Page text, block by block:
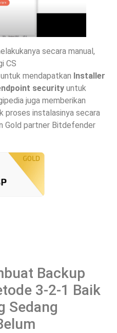
secara manual,
CS
mendapatkan Installer
security untuk
juga memberikan
proses instalasinya secara
Gold partner Bitdefender
Backup
3-2-1 Baik
Sedang